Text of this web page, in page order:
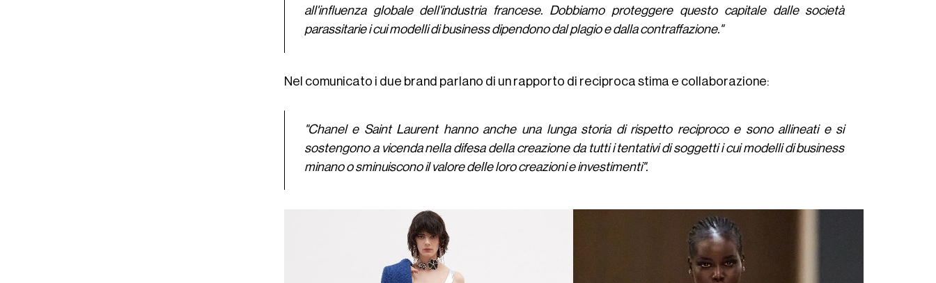
all'influenza globale dell'industria francese. Dobbiamo proteggere questo capitale dalle società
parassitarie i cui modelli di business dipendono dal plagio e dalla contraffazione."
Nel comunicato i due brand parlano di un rapporto di reciproca stima e collaborazione:
"Chanel e Saint Laurent hanno anche una lunga storia di rispetto reciproco e sono allineati e si
sostengono a vicenda nella difesa della creazione da tutti i tentativi di soggetti i cui modelli di business
minano o sminuiscono il valore delle loro creazioni e investimenti".